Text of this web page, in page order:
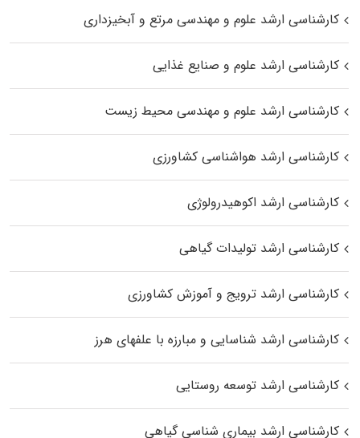
کارشناسی ارشد علوم و مهندسی مرتع و آبخیزداری
کارشناسی ارشد علوم و صنایع غذایی
کارشناسی ارشد علوم و مهندسی محیط زیست
کارشناسی ارشد هواشناسی کشاورزی
کارشناسی ارشد اکوهیدرولوژی
کارشناسی ارشد تولیدات گیاهی
کارشناسی ارشد ترویج و آموزش کشاورزی
کارشناسی ارشد شناسایی و مبارزه با علفهای هرز
کارشناسی ارشد توسعه روستایی
کارشناسی ارشد بیماری‌ شناسی گیاهی